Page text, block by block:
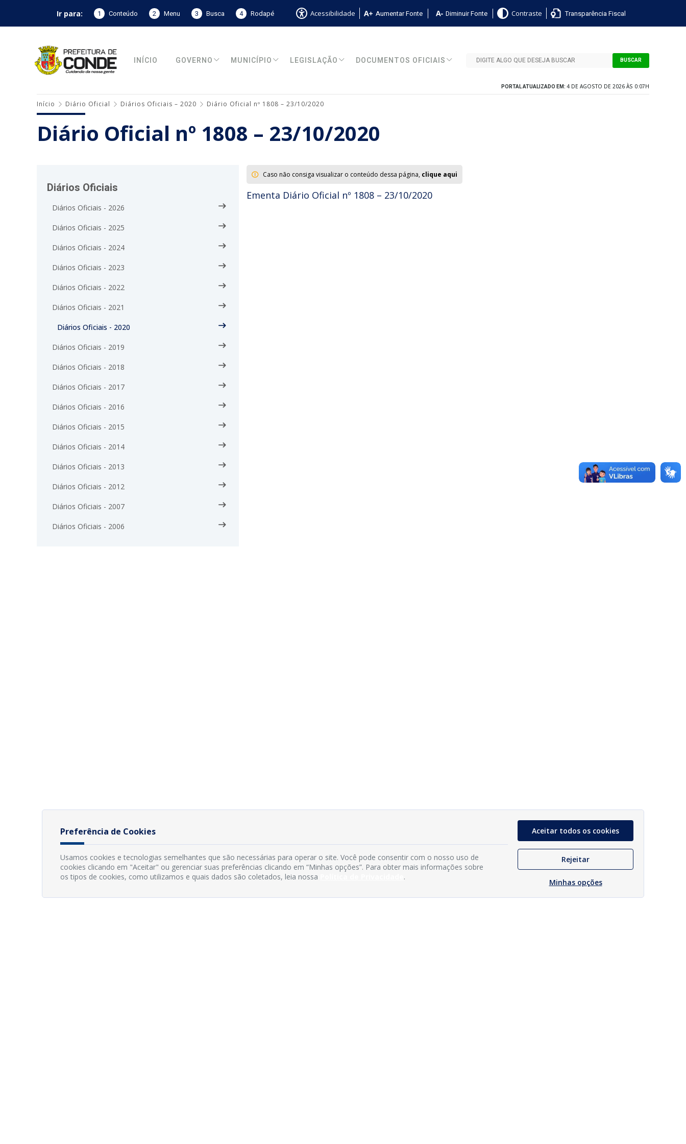
Ir para: 1 Conteúdo 2 Menu 3 Busca 4 Rodapé Acessibilidade Aumentar Fonte Diminuir Fonte Contraste Transparência Fiscal
INÍCIO GOVERNO MUNICÍPIO LEGISLAÇÃO DOCUMENTOS OFICIAIS BUSCAR
PORTAL ATUALIZADO EM: 4 DE AGOSTO DE 2026 ÀS 0:07H
Início Diário Oficial Diários Oficiais – 2020 Diário Oficial nº 1808 – 23/10/2020
Diário Oficial nº 1808 – 23/10/2020
Diários Oficiais
Diários Oficiais - 2026
Diários Oficiais - 2025
Diários Oficiais - 2024
Diários Oficiais - 2023
Diários Oficiais - 2022
Diários Oficiais - 2021
Diários Oficiais - 2020
Diários Oficiais - 2019
Diários Oficiais - 2018
Diários Oficiais - 2017
Diários Oficiais - 2016
Diários Oficiais - 2015
Diários Oficiais - 2014
Diários Oficiais - 2013
Diários Oficiais - 2012
Diários Oficiais - 2007
Diários Oficiais - 2006
Caso não consiga visualizar o conteúdo dessa página, clique aqui
Ementa Diário Oficial nº 1808 – 23/10/2020
Preferência de Cookies
Usamos cookies e tecnologias semelhantes que são necessárias para operar o site. Você pode consentir com o nosso uso de
cookies clicando em "Aceitar" ou gerenciar suas preferências clicando em “Minhas opções”. Para obter mais informações sobre
os tipos de cookies, como utilizamos e quais dados são coletados, leia nossa
.
Aceitar todos os cookies
Rejeitar
Minhas opções